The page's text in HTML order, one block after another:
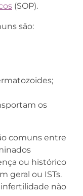
(SOP).
são:
os
comuns entre
ou histórico
geral ou ISTs.
não